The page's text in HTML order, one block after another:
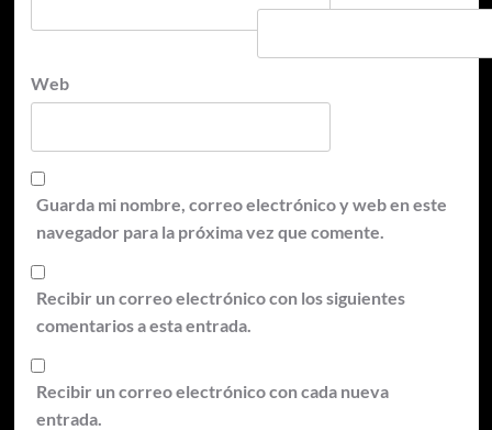
Web
Guarda mi nombre, correo electrónico y web en este
navegador para la próxima vez que comente.
Recibir un correo electrónico con los siguientes
comentarios a esta entrada.
Recibir un correo electrónico con cada nueva
entrada.